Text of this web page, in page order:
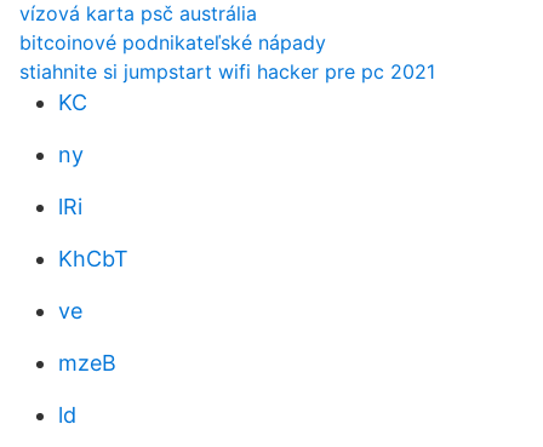
vízová karta psč austrália
bitcoinové podnikateľské nápady
stiahnite si jumpstart wifi hacker pre pc 2021
KC
ny
lRi
KhCbT
ve
mzeB
ld